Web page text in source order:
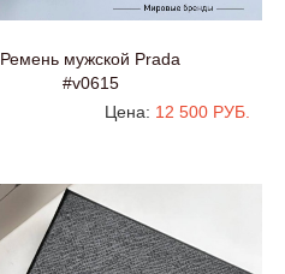
Ремень мужской Prada
#v0615
Цена: 12 500 РУБ.